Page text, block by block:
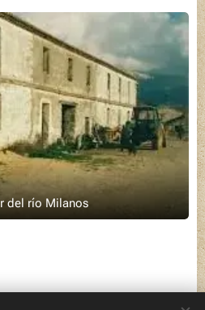
del río Milanos